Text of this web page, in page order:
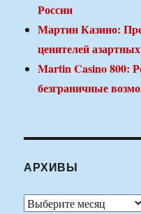
России
Мартин Казино:
ценителей
Martin Casino 800:
безграничные
АРХИВЫ
Архивы